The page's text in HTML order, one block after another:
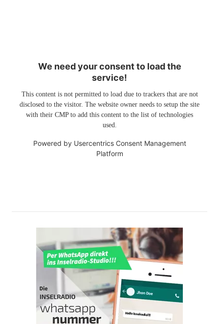
We need your consent to load the
service!
This content is not permitted to load due to trackers that are not
disclosed to the visitor. The website owner needs to setup the site
with their CMP to add this content to the list of technologies
used.
Powered by Usercentrics Consent Management
Platform